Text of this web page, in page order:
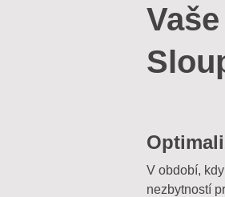
V období,
nezbytností